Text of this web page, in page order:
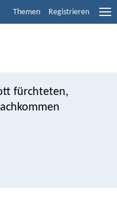
Themen Registrieren
fürchteten,